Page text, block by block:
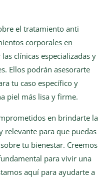
el tratamiento anti
corporales en
clínicas especializadas y
Ellos podrán asesorarte
tu caso específico y
piel más lisa y firme.
en brindarte la
relevante para que puedas
tu bienestar. Creemos
para vivir una
aquí para ayudarte a